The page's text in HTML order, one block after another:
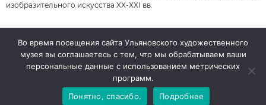
изобразительного искусства XX-XXI вв.
© 2026 Ульяновский областной художественный музей
Тауруна
Во время посещения сайта Ульяновского художественного
музея вы соглашаетесь с тем, что мы обрабатываем ваши
персональные данные с использованием метрических
программ.
Понятно, спасибо.
Подробнее